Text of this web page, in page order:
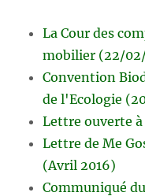
La Cour des
mobilier (22/
Convention
de l'Ecologie
Lettre ouverte à
Lettre de Me
(Avril 2016)
Communiqué